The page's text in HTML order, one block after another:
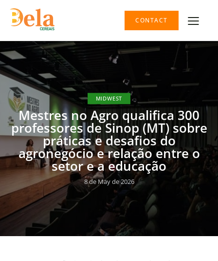
CONTACT
MIDWEST
Mestres no Agro qualifica 300
professores de Sinop (MT) sobre
práticas e desafios do
agronegócio e relação entre o
setor e a educação
8 de May de 2026